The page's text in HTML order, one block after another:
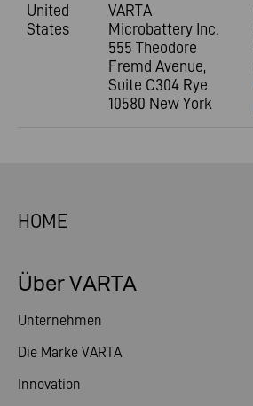
United
States
VARTA
Microbattery Inc.
555 Theodore
Fremd Avenue,
Suite C304 Rye
10580 New York
HOME
Über VARTA
Unternehmen
Die Marke VARTA
Innovation